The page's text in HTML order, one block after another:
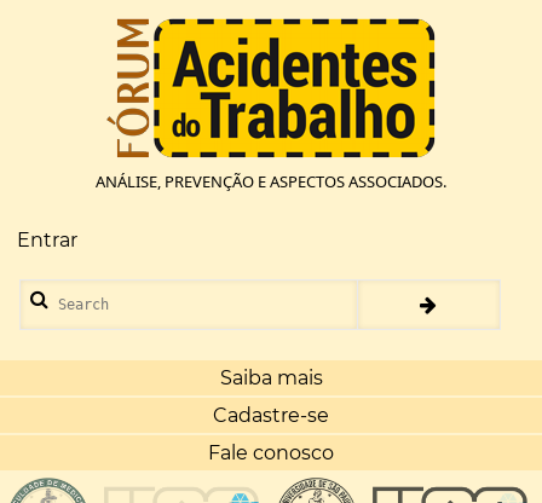
ANÁLISE, PREVENÇÃO E ASPECTOS ASSOCIADOS.
Menu
de
conta
de
usuário
Entrar
Search
Saiba mais
Cadastre-se
Fale conosco